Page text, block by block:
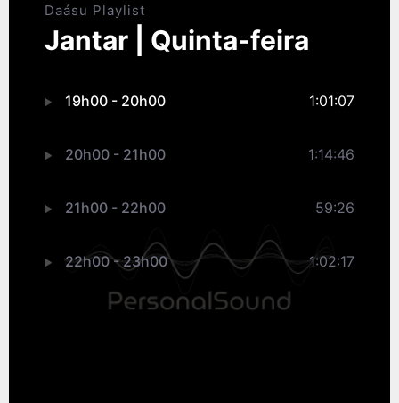
Daásu Playlist
Jantar | Quinta-feira
19h00 - 20h00 1:01:07
20h00 - 21h00 1:14:46
21h00 - 22h00 59:26
22h00 - 23h00 1:02:17